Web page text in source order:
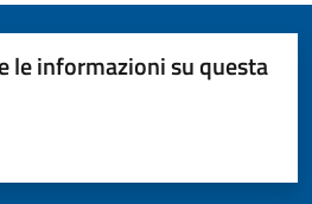
le informazioni su questa
stelle su 5
su 5
5